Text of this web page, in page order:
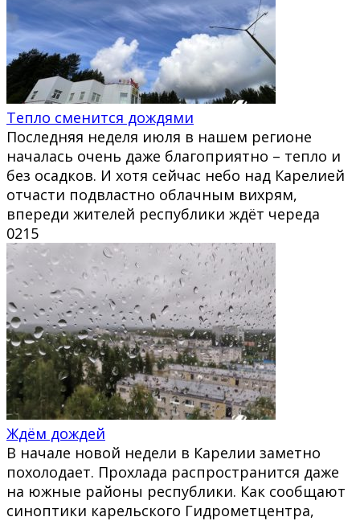
Тепло сменится дождями
Последняя неделя июля в нашем регионе
началась очень даже благоприятно – тепло и
без осадков. И хотя сейчас небо над Карелией
отчасти подвластно облачным вихрям,
впереди жителей республики ждёт череда
0215
Ждём дождей
В начале новой недели в Карелии заметно
похолодает. Прохлада распространится даже
на южные районы республики. Как сообщают
синоптики карельского Гидрометцентра,